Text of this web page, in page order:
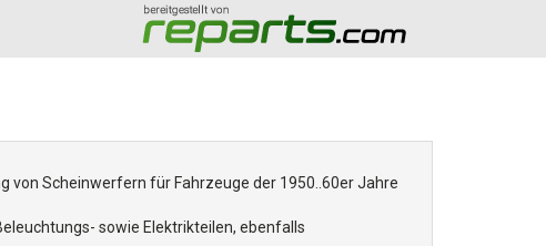
von Scheinwerfern für Fahrzeuge der 1950..60er Jahre
sowie Elektrikteilen, ebenfalls